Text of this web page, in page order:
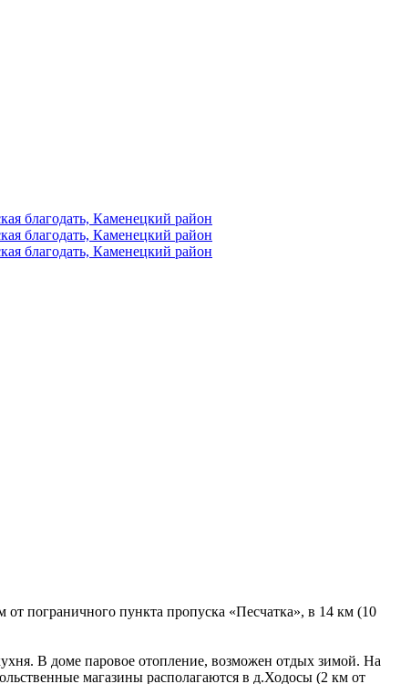
пограничного пункта пропуска «Песчатка», в 14 км (10
В доме паровое отопление, возможен отдых зимой. На
магазины располагаются в д.Ходосы (2 км от